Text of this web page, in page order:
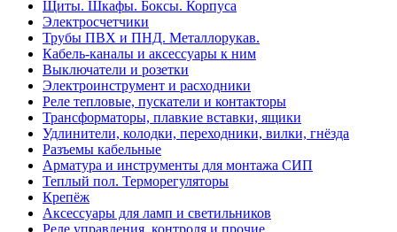
Щиты. Шкафы. Боксы. Корпуса
Электросчетчики
Трубы ПВХ и ПНД. Металлорукав.
Кабель-каналы и аксессуары к ним
Выключатели и розетки
Электроинструмент и расходники
Реле тепловые, пускатели и контакторы
Трансформаторы, плавкие вставки, ящики
Удлинители, колодки, переходники, вилки, гнёзда
Разъемы кабельные
Арматура и инструменты для монтажа СИП
Теплый пол. Терморегуляторы
Крепёж
Аксессуары для ламп и светильников
Реле управления, контроля и прочие